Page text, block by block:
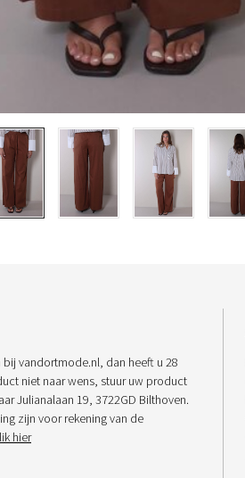
vandortmode.nl, dan heeft u 28
niet naar wens, stuur uw product
Julianalaan 19, 3722GD Bilthoven.
zijn voor rekening van de
hier